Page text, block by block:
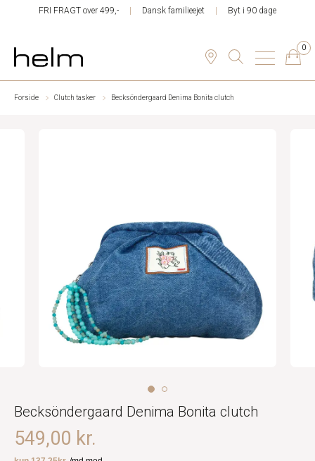
FRI FRAGT over 499,- Dansk familieejet Byt i 90 dage
0
Forside Clutch tasker Becksöndergaard Denima Bonita clutch
Becksöndergaard Denima Bonita clutch
549,00 kr.